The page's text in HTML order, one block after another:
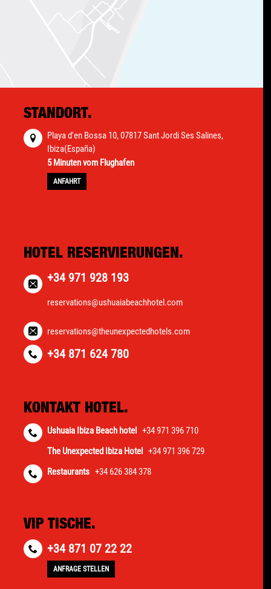
STANDORT.
Playa d'en Bossa 10, 07817 Sant Jordi Ses Salines,
Ibiza(España)
5 Minuten vom Flughafen
ANFAHRT
HOTEL RESERVIERUNGEN.
+34 971 928 193
reservations@ushuaiabeachhotel.com
reservations@theunexpectedhotels.com
+34 871 624 780
KONTAKT HOTEL.
Ushuaia Ibiza Beach hotel +34 971 396 710
The Unexpected Ibiza Hotel +34 971 396 729
Restaurants +34 626 384 378
VIP TISCHE.
+34 871 07 22 22
ANFRAGE STELLEN